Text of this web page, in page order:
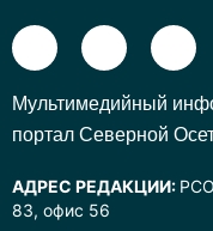
Mультимедийный
портал Северной
АДРЕС РЕДАКЦИИ:
83, офис 56